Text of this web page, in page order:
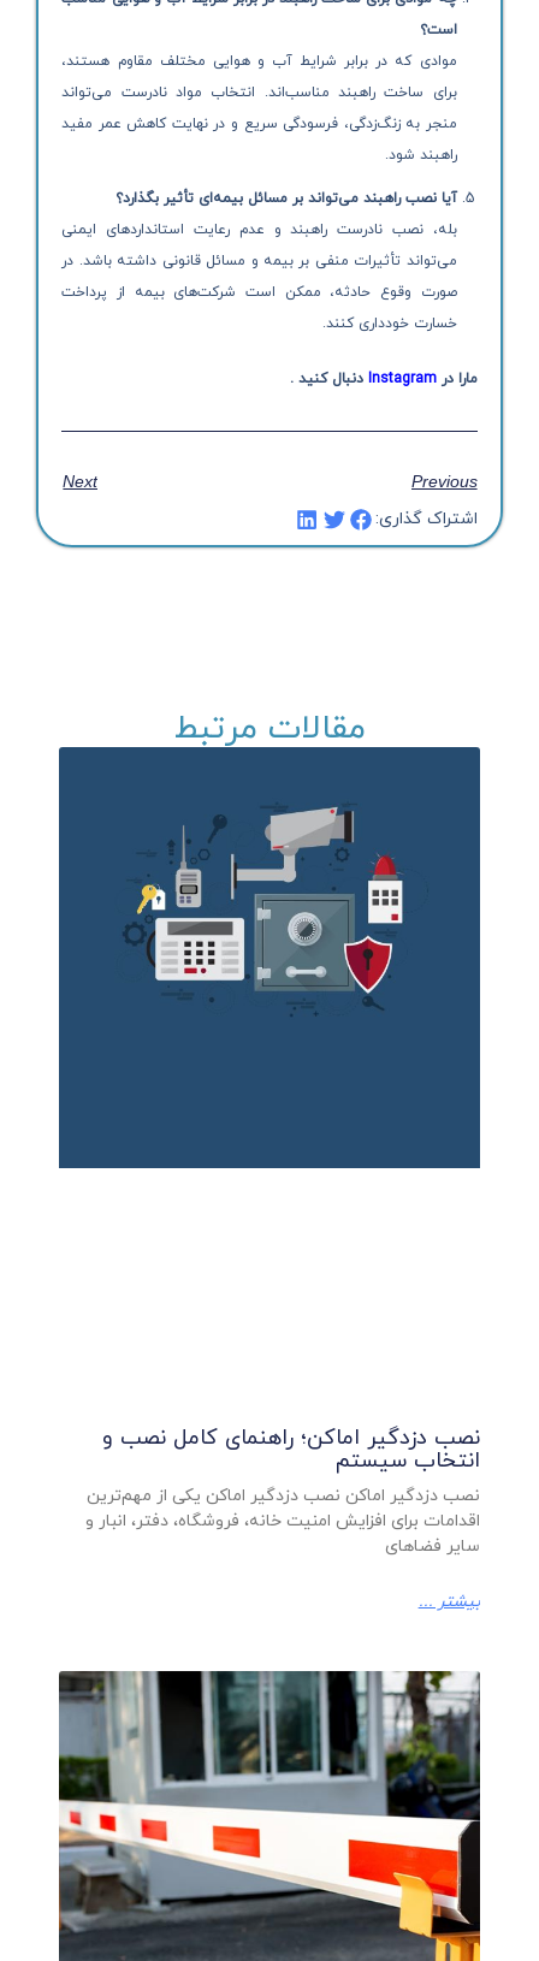
است؟
موادی که در برابر شرایط آب و هوایی مختلف مقاوم هستند،
برای ساخت راهبند مناسب‌اند. انتخاب مواد نادرست می‌تواند
منجر به زنگ‌زدگی، فرسودگی سریع و در نهایت کاهش عمر مفید
راهبند شود.
آیا نصب راهبند می‌تواند بر مسائل بیمه‌ای تأثیر بگذارد؟
بله، نصب نادرست راهبند و عدم رعایت استانداردهای ایمنی
می‌تواند تأثیرات منفی بر بیمه و مسائل قانونی داشته باشد. در
صورت وقوع حادثه، ممکن است شرکت‌های بیمه از پرداخت
خسارت خودداری کنند.
مارا درInstagram دنبال کنید .
Previous
Next
اشتراک گذاری:
مقالات مرتبط
نصب دزدگیر اماکن؛ راهنمای کامل نصب و
انتخاب سیستم
نصب دزدگیر اماکن نصب دزدگیر اماکن یکی از مهم‌ترین
اقدامات برای افزایش امنیت خانه، فروشگاه، دفتر، انبار و
سایر فضاهای
بیشتر ...